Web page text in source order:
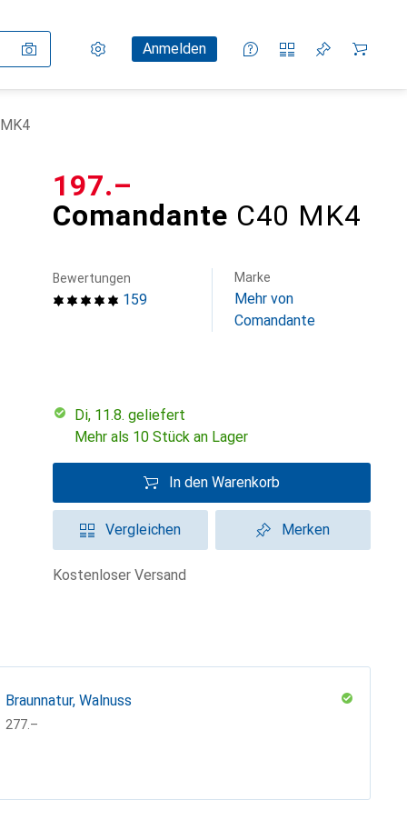
Einstellungen
KundenkontoAnmelden
Vergleichslisten
Merklisten
Warenkorb
Comandante C40 MK4
CHF
197.–
159
Bewertungen Marke
Mehr von
Comandante
Di, 11.8. geliefert
Mehr als 10 Stück an Lager
In den Warenkorb
Vergleichen Merken
kostenloser Versand
Braunnatur, Walnuss
CHF
277.–